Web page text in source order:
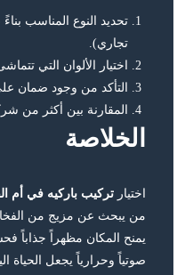
تحديد النوع المناسب
تجاري).
اختيار الألوان التي
التأكد من وجود ضمان
المقارنة بين أكثر
الخلاصة
اختيارتركيب باركيه في أم
من يبحث عن مزيج من
يمنح المكان مظهراً جذاباً
صوتياً وحرارياً يجعل الحياة